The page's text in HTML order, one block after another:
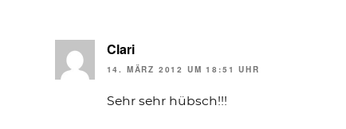
Clari
14. MÄRZ 2012 UM 18:51 UHR
Sehr sehr hübsch!!!